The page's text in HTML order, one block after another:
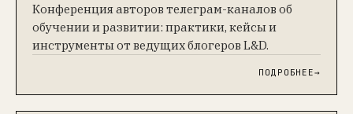
Конференция авторов телеграм-каналов об
обучении и развитии: практики, кейсы и
инструменты от ведущих блогеров L&D.
ПОДРОБНЕЕ→